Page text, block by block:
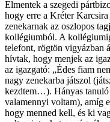
Elmentek a szegedi
hogy erre a Kréter Karcsira
zenekarnak az oszlopos
kollégiumból. A
telefont, rögtön vigyázban
hívtak, hogy menjek az
az igazgató: „Édes fiam
nagy zenekarba játszol
kezdtem…). Hányas tanuló
valamennyi voltam), amíg
hogy menned kell, és ki